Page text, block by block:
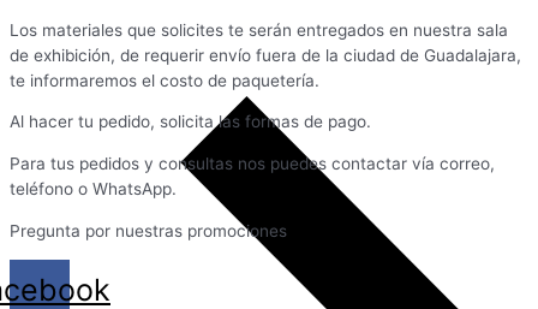
Los materiales que solicites te serán entregados en nuestra sala
de exhibición, de requerir envío fuera de la ciudad de Guadalajara,
te informaremos el costo de paquetería.
Al hacer tu pedido, solicita las formas de pago.
Para tus pedidos y consultas nos puedes contactar vía correo,
teléfono o WhatsApp.
Pregunta por nuestras promociones